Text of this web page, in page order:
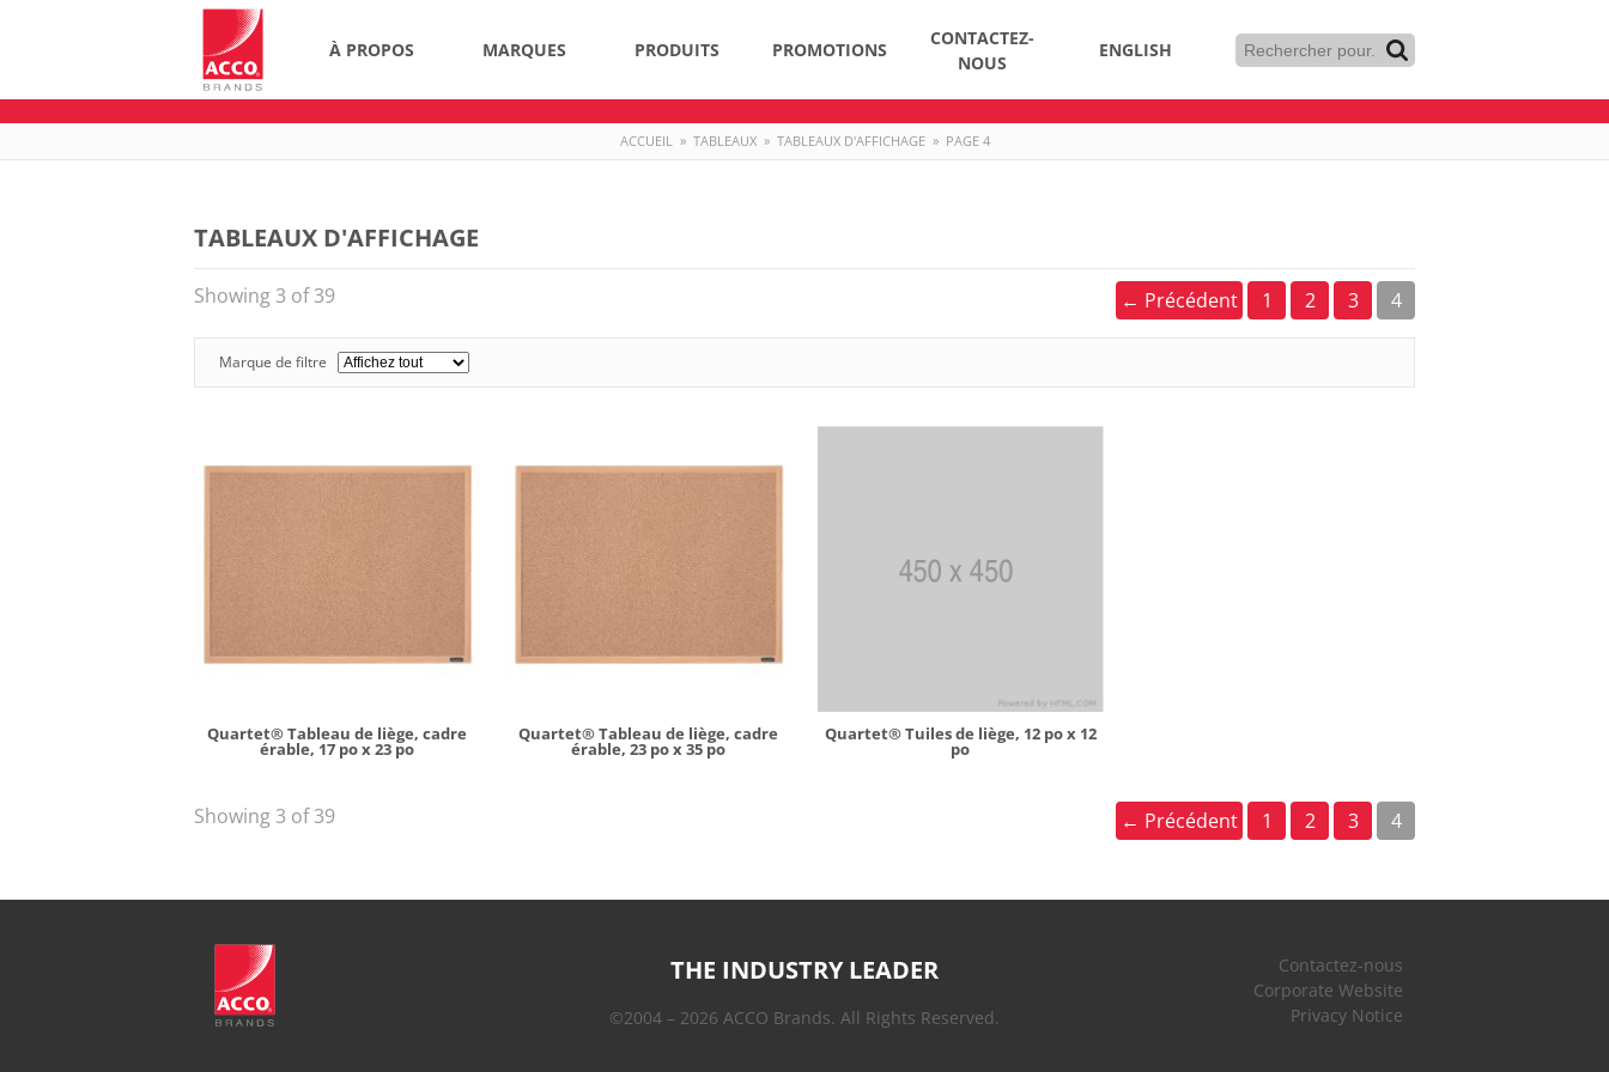
À PROPOS MARQUES PRODUITS PROMOTIONS
CONTACTEZ-
NOUS
ENGLISH
ACCUEIL » TABLEAUX » TABLEAUX D'AFFICHAGE » PAGE 4
TABLEAUX D'AFFICHAGE
Showing 3 of 39 ← Précédent 1 2 3 4
Marque de filtre
Quartet® Tableau de liège, cadre
érable, 17 po x 23 po
Quartet® Tableau de liège, cadre
érable, 23 po x 35 po
Quartet® Tuiles de liège, 12 po x 12
po
Showing 3 of 39 ← Précédent 1 2 3 4
THE INDUSTRY LEADER
©2004 – 2026 ACCO Brands. All Rights Reserved.
Contactez-nous
Corporate Website
Privacy Notice